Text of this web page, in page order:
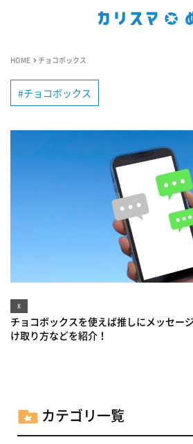
HOME チョコボックス
チョコボックス
X
チョコボックスを使えば推しにメッセー
け取り方などを紹介！
カテゴリ一覧